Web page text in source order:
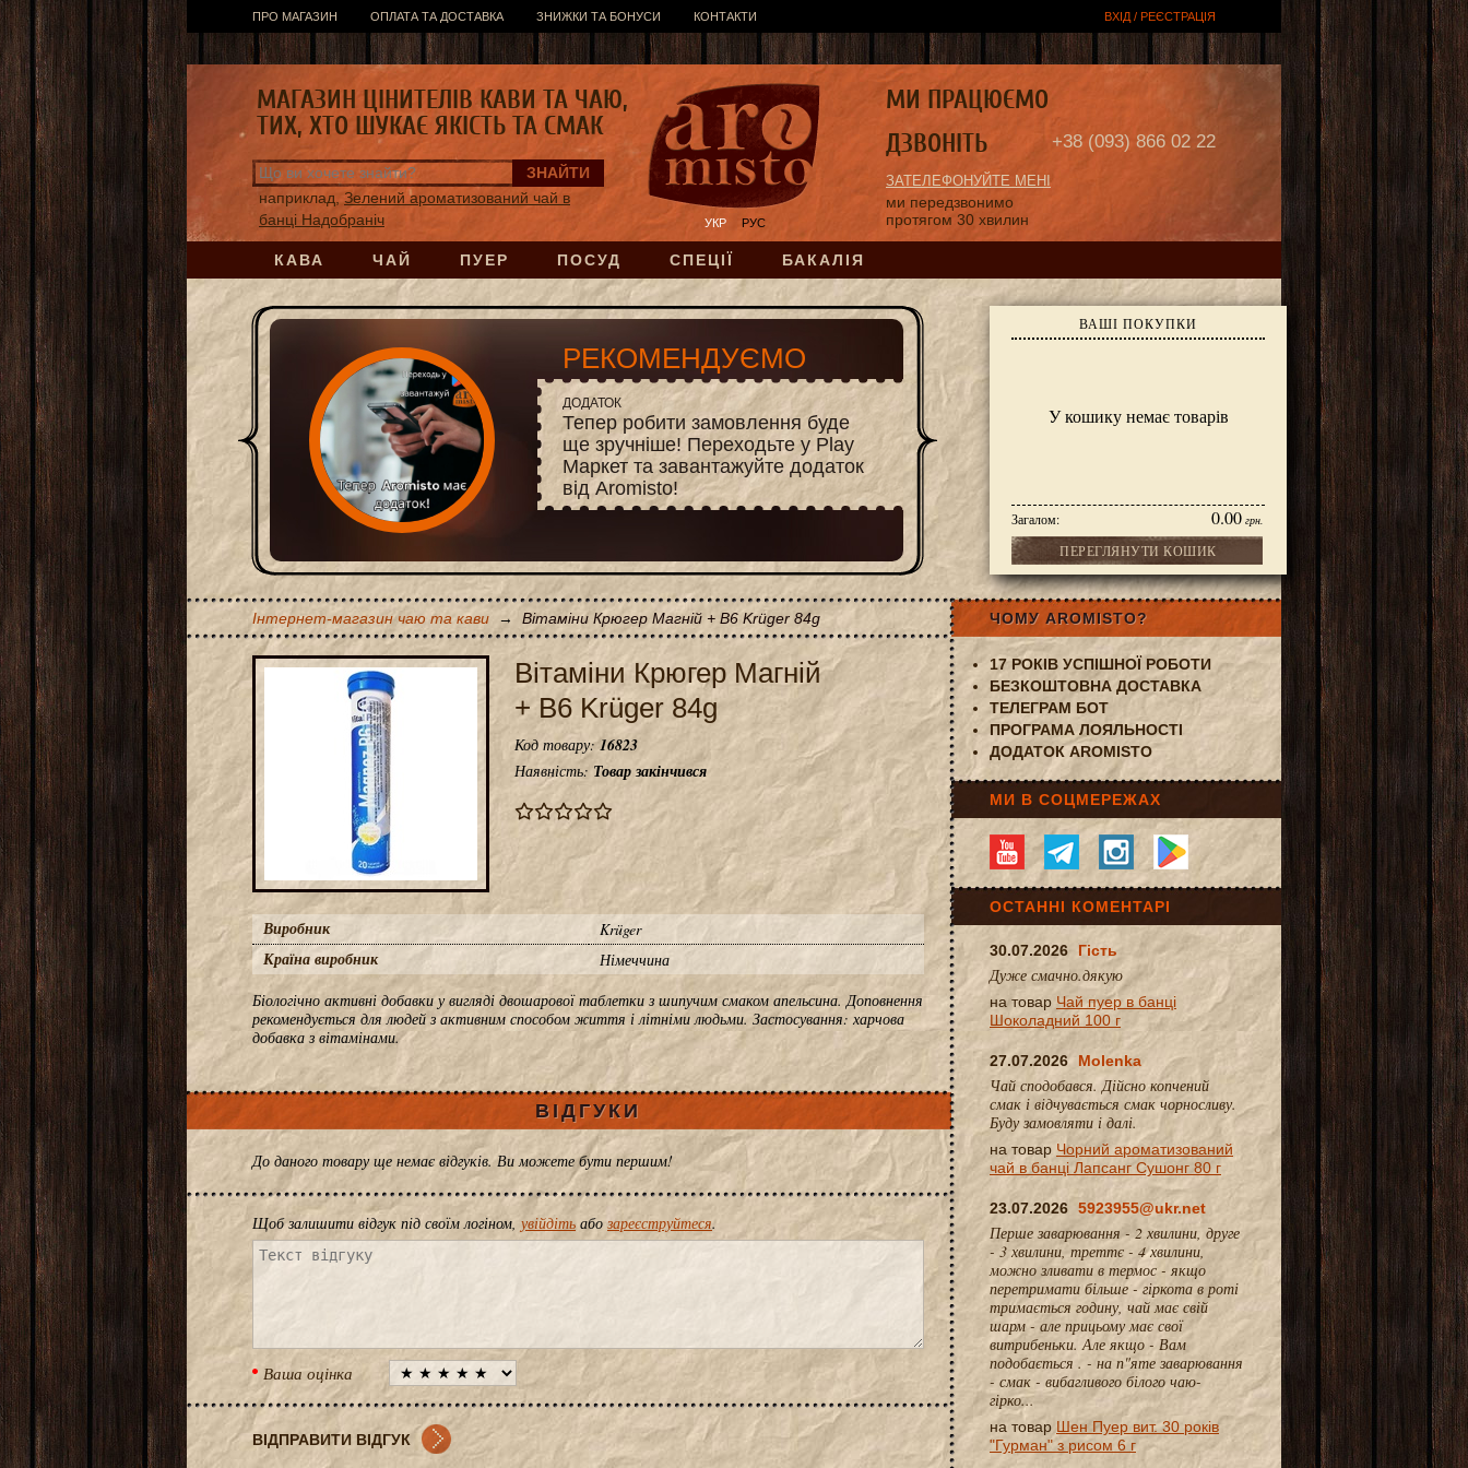
ПРО МАГАЗИН ОПЛАТА ТА ДОСТАВКА ЗНИЖКИ ТА БОНУСИ КОНТАКТИ ВХІД / РЕЄСТРАЦІЯ
КАВА ЧАЙ ПУЕР ПОСУД СПЕЦІЇ БАКАЛІЯ
УКР РУС
наприклад, Зелений ароматизований чай в
банці Надобраніч
ВАШІ ПОКУПКИ
У кошику немає товарів
Загалом: 0.00 грн.
ПЕРЕГЛЯНУТИ КОШИК
+38 (093) 866 02 22
ЗАТЕЛЕФОНУЙТЕ МЕНІ
ми передзвонимо
протягом 30 хвилин
МАГАЗИН ЦІНИТЕЛІВ КАВИ ТА ЧАЮ,
ТИХ, ХТО ШУКАЄ ЯКІСТЬ ТА СМАК
МИ ПРАЦЮЄМО
ДЗВОНІТЬ
РЕКОМЕНДУЄМО
ДОДАТОК
Тепер робити замовлення буде
ще зручніше! Переходьте у Play
Маркет та завантажуйте додаток
від Aromisto!
Інтернет-магазин чаю та кави → Вітаміни Крюгер Магній + В6 Krüger 84g
Вітаміни Крюгер Магній
+ В6 Krüger 84g
Код товару:16823
Наявність: Товар закінчився
Виробник Krüger
Країна виробник
Німеччина
Біологічно активні добавки у вигляді двошарової таблетки з шипучим смаком апельсина. Доповнення
рекомендується для людей з активним способом життя і літніми людьми. Застосування: харчова
добавка з вітамінами.
ВІДГУКИ
До даного товару ще немає відгуків. Ви можете бути першим!
Щоб залишити відгук під своїм логіном, увійдіть абозареєструйтеся.
Ваша оцінка
ЧОМУ AROMISTO?
17 РОКІВ УСПІШНОЇ РОБОТИ
БЕЗКОШТОВНА ДОСТАВКА
ТЕЛЕГРАМ БОТ
ПРОГРАМА ЛОЯЛЬНОСТІ
ДОДАТОК AROMISTO
МИ В СОЦМЕРЕЖАХ
ОСТАННІ КОМЕНТАРІ
30.07.2026 Гість
Дуже смачно.дякую
на товар Чай пуер в банці
Шоколадний 100 г
27.07.2026 Molenka
Чай сподобався. Дійсно копчений
смак і відчувається смак чорносливу.
Буду замовляти і далі.
на товар Чорний ароматизований
чай в банці Лапсанг Сушонг 80 г
23.07.2026 5923955@ukr.net
Перше заварювання - 2 хвилини, друге
- 3 хвилини, треттє - 4 хвилини,
можно зливати в термос - якщо
перетримати більше - гіркота в роті
тримається годину, чай має свій
шарм - але прицьому має свої
витрибеньки. Але якщо - Вам
подобається . - на п"яте заварювання
- смак - вибагливого білого чаю-
гірко...
на товар Шен Пуер вит. 30 років
"Гурман" з рисом 6 г